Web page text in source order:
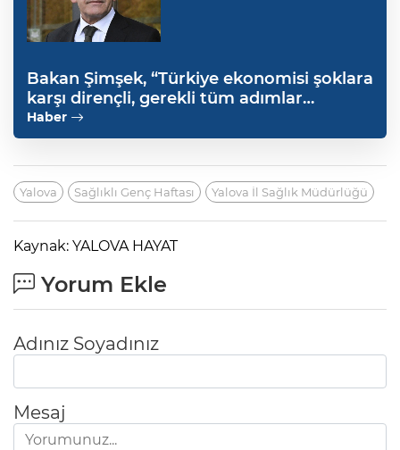
Bakan Şimşek, “Türkiye ekonomisi şoklara
karşı dirençli, gerekli tüm adımlar
atılacak”
Haber
Yalova Sağlıklı Genç Haftası Yalova İl Sağlık Müdürlüğü
Kaynak: YALOVA HAYAT
Yorum Ekle
Adınız Soyadınız
Mesaj